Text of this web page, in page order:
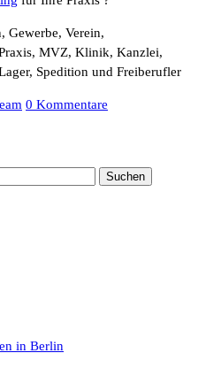
Gewerbe, Verein,
MVZ, Klinik, Kanzlei,
Spedition und Freiberufler
0 Kommentare
in Berlin